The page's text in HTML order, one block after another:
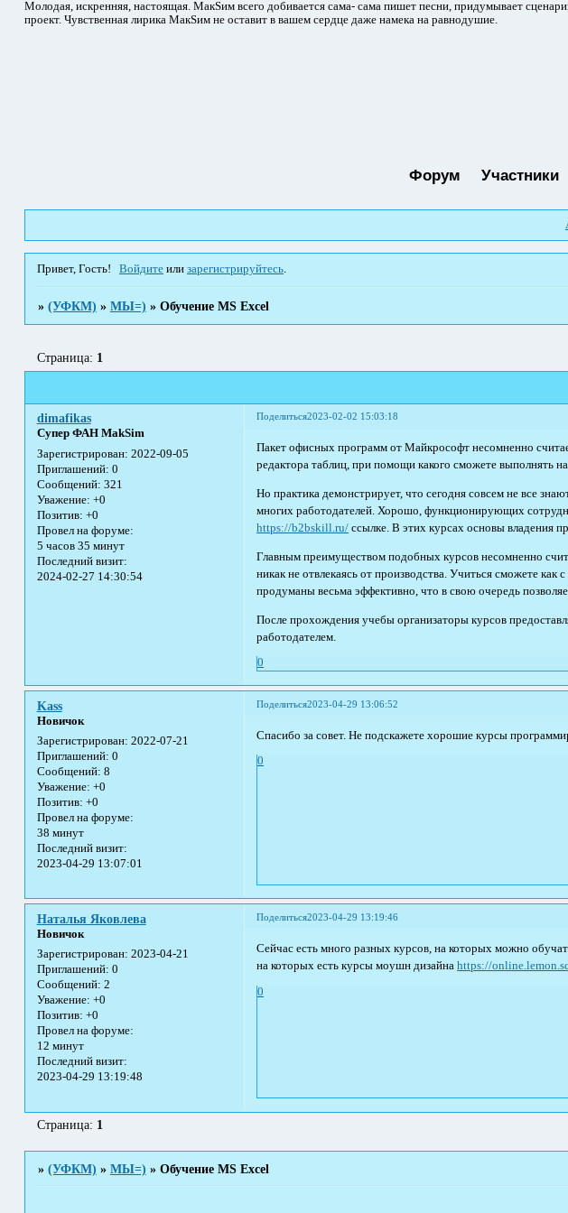
Молодая, искренняя, настоящая. МакSим всего добивается сама- сама пишет песни, придумывает
проект. Чувственная лирика МакSим не оставит в вашем сердце даже намека на равнодушие.
Форум Участники
Привет, Гость! Войдите или зарегистрируйтесь
» (УФКМ) » МЫ=) » Обучение MS Excel
Страница: 1
Поделиться2023-02-02 15:03:18
dimafikas
Супер ФАН MakSim
Зарегистрирован: 2022-09-05
Приглашений: 0
Сообщений: 321
Уважение: +0
Позитив: +0
Провел на форуме:
5 часов 35 минут
Последний визит:
2024-02-27 14:30:54
Пакет офисных программ от Майкрософт несомненно
редактора таблиц, при помощи какого сможете выполнять
Но практика демонстрирует, что сегодня совсем не все
многих работодателей. Хорошо, функционирующих
https://b2bskill.ru/ ссылке. В этих курсах основы владения
Главным преимуществом подобных курсов несомненно
никак не отвлекаясь от производства. Учиться сможете
продуманы весьма эффективно, что в свою очередь
После прохождения учебы организаторы курсов
работодателем.
0
Поделиться2023-04-29 13:06:52
Kass
Новичок
Зарегистрирован: 2022-07-21
Приглашений: 0
Сообщений: 8
Уважение: +0
Позитив: +0
Провел на форуме:
38 минут
Последний визит:
2023-04-29 13:07:01
Спасибо за совет. Не подскажете хорошие курсы
0
Поделиться2023-04-29 13:19:46
Наталья Яковлева
Новичок
Зарегистрирован: 2023-04-21
Приглашений: 0
Сообщений: 2
Уважение: +0
Позитив: +0
Провел на форуме:
12 минут
Последний визит:
2023-04-29 13:19:48
Сейчас есть много разных курсов, на которых можно
на которых есть курсы моушн дизайнаhttps://
0
Страница: 1
» (УФКМ) » МЫ=) » Обучение MS Excel